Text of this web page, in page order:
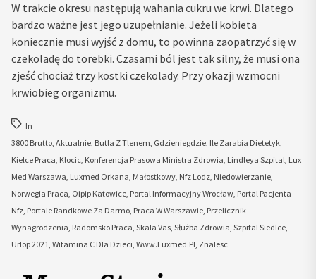
W trakcie okresu następują wahania cukru we krwi. Dlatego
bardzo ważne jest jego uzupełnianie. Jeżeli kobieta
koniecznie musi wyjść z domu, to powinna zaopatrzyć się w
czekoladę do torebki. Czasami ból jest tak silny, że musi ona
zjeść chociaż trzy kostki czekolady. Przy okazji wzmocni
krwiobieg organizmu.
In
3800 Brutto, Aktualnie, Butla Z Tlenem, Gdzieniegdzie, Ile Zarabia Dietetyk,
Kielce Praca, Klocic, Konferencja Prasowa Ministra Zdrowia, Lindleya Szpital, Lux
Med Warszawa, Luxmed Orkana, Małostkowy, Nfz Lodz, Niedowierzanie,
Norwegia Praca, Oipip Katowice, Portal Informacyjny Wrocław, Portal Pacjenta
Nfz, Portale Randkowe Za Darmo, Praca W Warszawie, Przelicznik
Wynagrodzenia, Radomsko Praca, Skala Vas, Służba Zdrowia, Szpital Siedlce,
Urlop 2021, Witamina C Dla Dzieci, Www.Luxmed.Pl, Znalesc